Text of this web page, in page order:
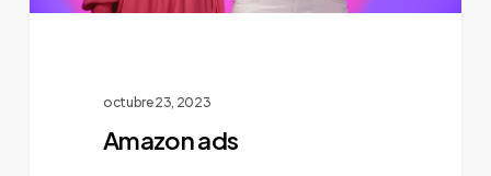
octubre 23, 2023
Amazon ads